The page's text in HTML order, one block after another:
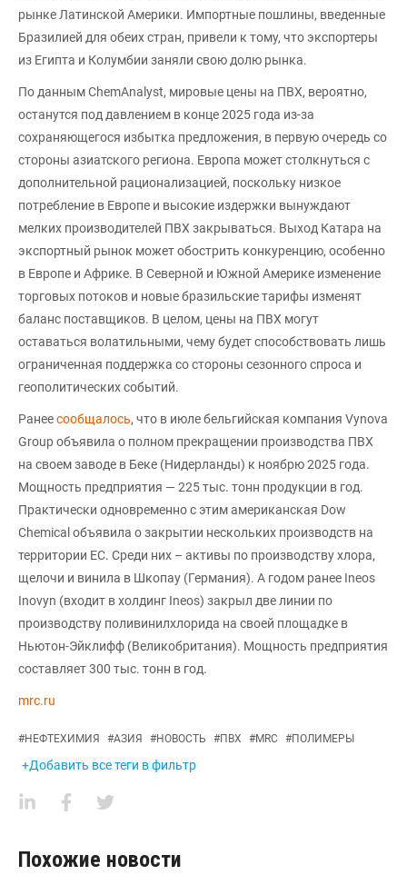
рынке Латинской Америки. Импортные пошлины, введенные
Бразилией для обеих стран, привели к тому, что экспортеры
из Египта и Колумбии заняли свою долю рынка.
По данным ChemAnalyst, мировые цены на ПВХ, вероятно,
останутся под давлением в конце 2025 года из-за
сохраняющегося избытка предложения, в первую очередь со
стороны азиатского региона. Европа может столкнуться с
дополнительной рационализацией, поскольку низкое
потребление в Европе и высокие издержки вынуждают
мелких производителей ПВХ закрываться. Выход Катара на
экспортный рынок может обострить конкуренцию, особенно
в Европе и Африке. В Северной и Южной Америке изменение
торговых потоков и новые бразильские тарифы изменят
баланс поставщиков. В целом, цены на ПВХ могут
оставаться волатильными, чему будет способствовать лишь
ограниченная поддержка со стороны сезонного спроса и
геополитических событий.
Ранеесообщалось, что в июле бельгийская компания Vynova
Group объявила о полном прекращении производства ПВХ
на своем заводе в Беке (Нидерланды) к ноябрю 2025 года.
Мощность предприятия — 225 тыс. тонн продукции в год.
Практически одновременно с этим американская Dow
Chemical объявила о закрытии нескольких производств на
территории ЕС. Среди них – активы по производству хлора,
щелочи и винила в Шкопау (Германия). А годом ранее Ineos
Inovyn (входит в холдинг Ineos) закрыл две линии по
производству поливинилхлорида на своей площадке в
Ньютон-Эйклифф (Великобритания). Мощность предприятия
составляет 300 тыс. тонн в год.
mrc.ru
#НЕФТЕХИМИЯ #АЗИЯ #НОВОСТЬ #ПВХ #MRC #ПОЛИМЕРЫ
+Добавить все теги в фильтр
Похожие новости